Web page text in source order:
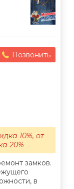
Позвонить
замков.
в
10%, от
20%